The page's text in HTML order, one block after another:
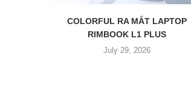
COLORFUL RA MẮT LAPTOP
RIMBOOK L1 PLUS
July 29, 2026